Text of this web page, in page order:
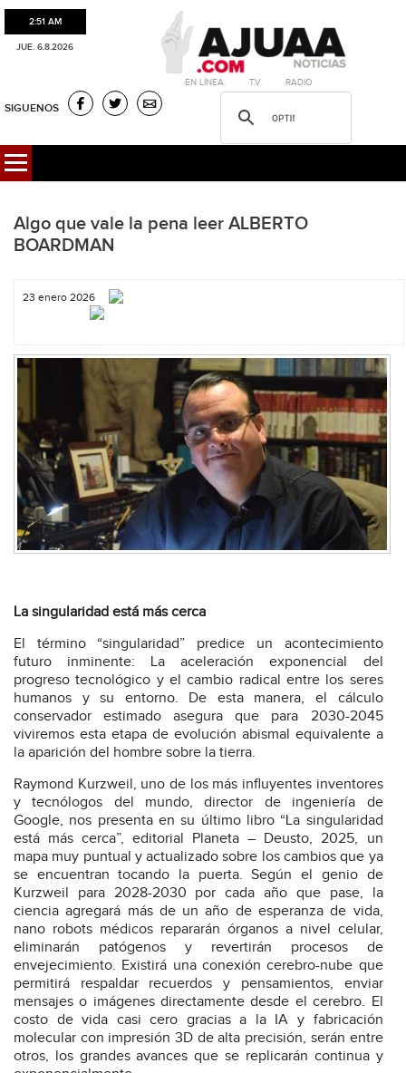
2:51 AM
JUE. 6.8.2026
·EN LÍNEA. ·T.V. ·RADIO
SIGUENOS
Algo que vale la pena leer ALBERTO
BOARDMAN
23 enero 2026
La singularidad está más cerca
El término “singularidad” predice un acontecimiento
futuro inminente: La aceleración exponencial del
progreso tecnológico y el cambio radical entre los seres
humanos y su entorno. De esta manera, el cálculo
conservador estimado asegura que para 2030-2045
viviremos esta etapa de evolución abismal equivalente a
la aparición del hombre sobre la tierra.
Raymond Kurzweil, uno de los más influyentes inventores
y tecnólogos del mundo, director de ingeniería de
Google, nos presenta en su último libro “La singularidad
está más cerca”, editorial Planeta – Deusto, 2025, un
mapa muy puntual y actualizado sobre los cambios que ya
se encuentran tocando la puerta. Según el genio de
Kurzweil para 2028-2030 por cada año que pase, la
ciencia agregará más de un año de esperanza de vida,
nano robots médicos repararán órganos a nivel celular,
eliminarán patógenos y revertirán procesos de
envejecimiento. Existirá una conexión cerebro-nube que
permitirá respaldar recuerdos y pensamientos, enviar
mensajes o imágenes directamente desde el cerebro. El
costo de vida casi cero gracias a la IA y fabricación
molecular con impresión 3D de alta precisión, serán entre
otros, los grandes avances que se replicarán continua y